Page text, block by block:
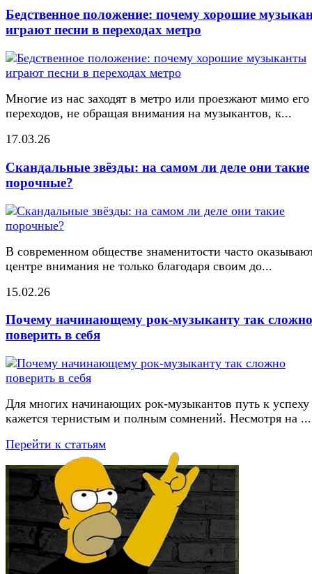
Бедственное положение: почему хорошие
играют песни в переходах метро
Многие из нас заходят в метро или проезжают мимо его
переходов, не обращая внимания на музыкантов, к...
17.03.26
Скандальные звёзды: на самом ли деле они такие
порочные?
В современном обществе знаменитости часто
центре внимания не только благодаря своим до...
15.02.26
Почему начинающему рок-музыканту так сложно
поверить в себя
Для многих начинающих рок-музыкантов путь к успеху
кажется тернистым и полным сомнений. Несмотря на ...
Перейти к статьям